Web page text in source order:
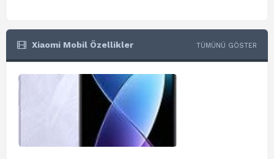
Xiaomi Mobil Özellikler TÜMÜNÜ GÖSTER